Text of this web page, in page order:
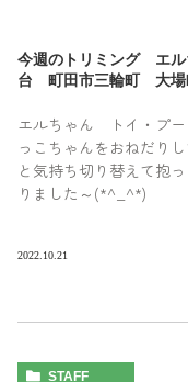
今週のトリミング エ
台 町田市三輪町 大
エルちゃん トイ・プー
っこちゃんをおねだり
と気持ち切り替えて抱
りました～(*^_^*)
2022.10.21
STAFF